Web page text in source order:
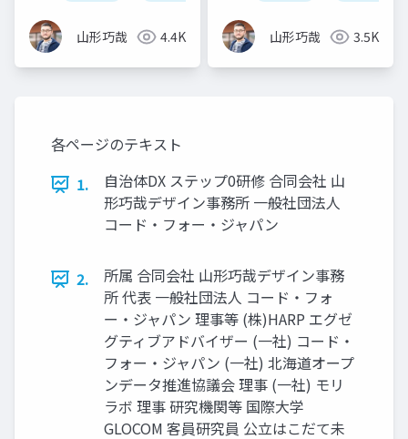
山形巧哉 4.4K 山形巧哉 3.5K
各ページのテキスト
1.
自治体DX ステップ0研修 合同会社 山
形巧哉デザイン事務所 一般社団法人
コード・フォー・ジャパン
2.
所属 合同会社 山形巧哉デザイン事務
所 代表 一般社団法人 コード・フォ
ー・ジャパン 理事等 (株)HARP エグゼ
グティブアドバイザー (一社) コード・
フォー・ジャパン (一社) 北海道オープ
ンデータ推進協議会 理事 (一社) モリ
ラボ 理事 研究機関等 国際大学
GLOCOM 客員研究員 公立はこだて未